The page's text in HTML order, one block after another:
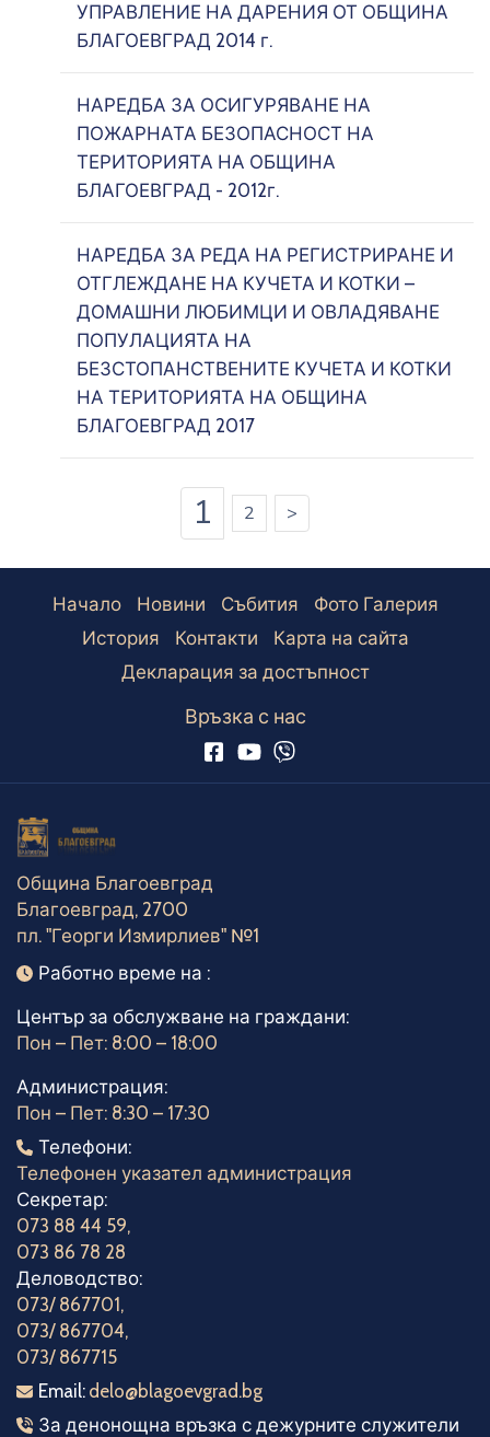
УПРАВЛЕНИЕ НА ДАРЕНИЯ ОТ ОБЩИНА
БЛАГОЕВГРАД 2014 г.
НАРЕДБА ЗА ОСИГУРЯВАНЕ НА
ПОЖАРНАТА БЕЗОПАСНОСТ НА
ТЕРИТОРИЯТА НА ОБЩИНА
БЛАГОЕВГРАД - 2012г.
НАРЕДБА ЗА РЕДА НА РЕГИСТРИРАНЕ И
ОТГЛЕЖДАНЕ НА КУЧЕТА И КОТКИ –
ДОМАШНИ ЛЮБИМЦИ И ОВЛАДЯВАНЕ
ПОПУЛАЦИЯТА НА
БЕЗСТОПАНСТВЕНИТЕ КУЧЕТА И КОТКИ
НА ТЕРИТОРИЯТА НА ОБЩИНА
БЛАГОЕВГРАД 2017
1 (current)
2 >
Начало Новини Събития
Фото Галерия
История
Контакти
Карта на сайта
Декларация за достъпност
Връзка с нас
Община Благоевград
Благоевград, 2700
пл. "Георги Измирлиев" №1
Работно време
Работно време на :
Център за обслужване на граждани:
Пон – Пет: 8:00 – 18:00
Администрация:
Пон – Пет: 8:30 – 17:30
Телефони
Телефони:
Телефонен указател администрация
Секретар:
073 88 44 59,
073 86 78 28
Деловодство:
073/ 867701,
073/ 867704,
073/ 867715
Електронна поща
Email: delo@blagoevgrad.bg
Телефони за денонощна връзка
За денонощна връзка с дежурните служители